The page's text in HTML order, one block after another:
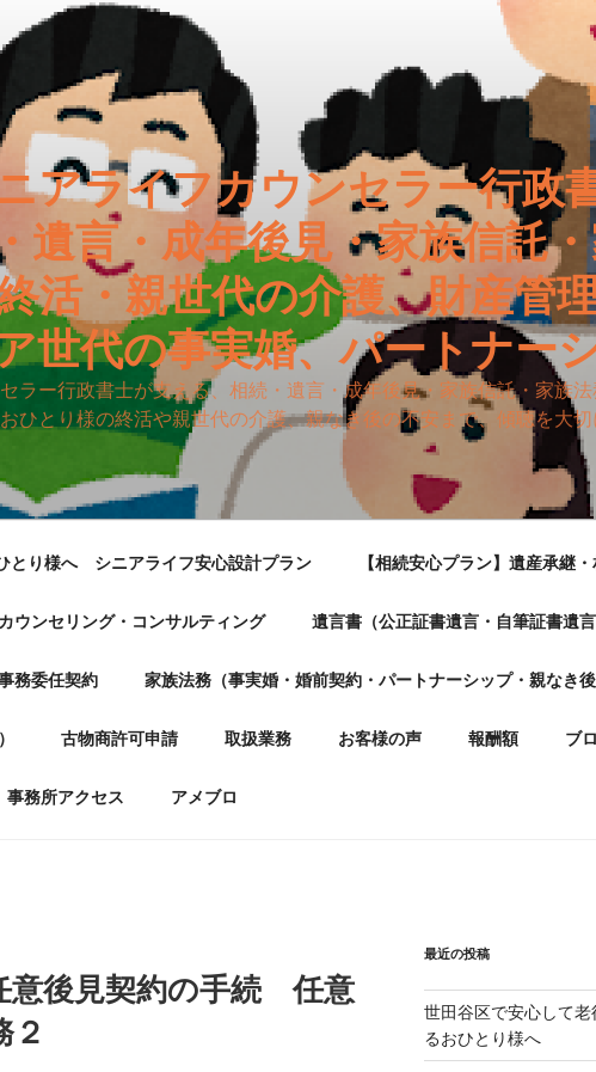
アライフカウンセラー行政
遺言・成年後見・家族信託・
活・親世代の介護、財産管
世代の事実婚、パートナー
ラー行政書士が支える、相続・遺言・成年後見・家族信託・家族
ひとり様の終活や親世代の介護、親なき後の不安まで、傾聴を大
とり様へ シニアライフ安心設計プラン 【相続安心プラン】遺産承継
ウンセリング・コンサルティング 遺言書（公正証書遺言・自筆証書遺言
務委任契約 家族法務（事実婚・婚前契約・パートナーシップ・親なき後
古物商許可申請 取扱業務 お客様の声 報酬額 ブ
事務所アクセス アメブロ
意後見契約の手続 任意
２
最近の投稿
世田谷区で安心して
るおひとり様へ